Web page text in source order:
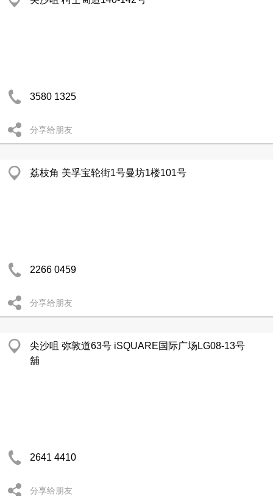
3580 1325
分享给朋友
荔枝角 美孚宝轮街1号曼坊1楼101号
2266 0459
分享给朋友
尖沙咀 弥敦道63号 iSQUARE国际广场LG08-13号
舖
2641 4410
分享给朋友